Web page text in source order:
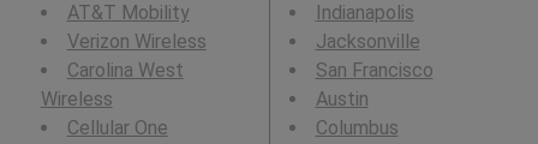
AT&T Mobility
Verizon Wireless
Carolina West
Wireless
Cellular One
Indianapolis
Jacksonville
San Francisco
Austin
Columbus